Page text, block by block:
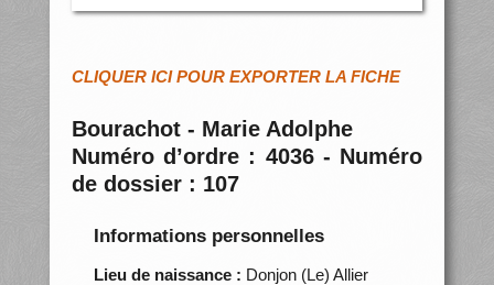
CLIQUER ICI POUR EXPORTER LA FICHE
Bourachot - Marie Adolphe
Numéro d’ordre : 4036 - Numéro
de dossier : 107
Informations personnelles
Lieu de naissance : Donjon (Le) Allier